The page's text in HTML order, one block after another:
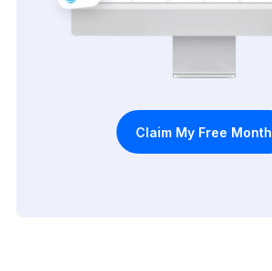
Claim My Free Month